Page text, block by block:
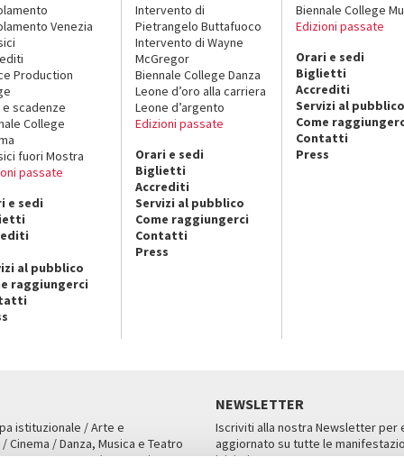
Venezia
Production
e scadenze
College
fuori Mostra
passate
e sedi
al pubblico
raggiungerci
Intervento di
Pietrangelo Buttafuoco
Intervento di Wayne
McGregor
Biennale College Danza
Leone d’oro alla carriera
Leone d’argento
Edizioni passate
Orari e sedi
Biglietti
Accrediti
Servizi al pubblico
Come raggiungerci
Contatti
Press
Biennale College
Edizioni passate
Orari e sedi
Biglietti
Accrediti
Servizi al pubblico
Come
Contatti
Press
istituzionale / Arte e
Cinema / Danza, Musica e Teatro
San Marco 1364/A, Venezia
NEWSLETTER
Iscriviti alla nostra Newsletter per
aggiornato su tutte le
iniziative.